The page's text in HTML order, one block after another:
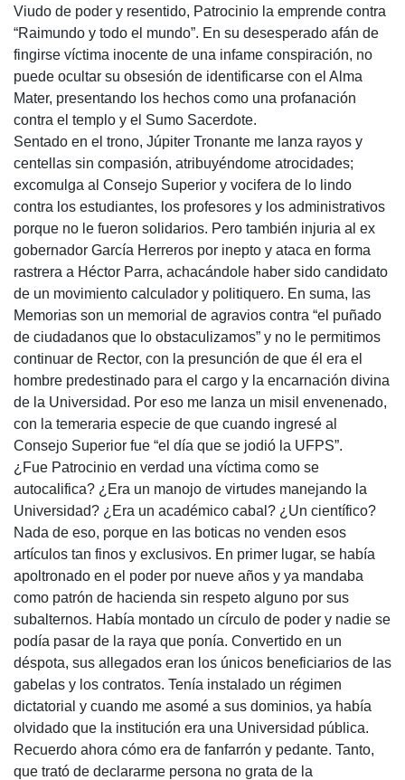
Viudo de poder y resentido, Patrocinio la emprende contra
“Raimundo y todo el mundo”. En su desesperado afán de
fingirse víctima inocente de una infame conspiración, no
puede ocultar su obsesión de identificarse con el Alma
Mater, presentando los hechos como una profanación
contra el templo y el Sumo Sacerdote.
Sentado en el trono, Júpiter Tronante me lanza rayos y
centellas sin compasión, atribuyéndome atrocidades;
excomulga al Consejo Superior y vocifera de lo lindo
contra los estudiantes, los profesores y los administrativos
porque no le fueron solidarios. Pero también injuria al ex
gobernador García Herreros por inepto y ataca en forma
rastrera a Héctor Parra, achacándole haber sido candidato
de un movimiento calculador y politiquero. En suma, las
Memorias son un memorial de agravios contra “el puñado
de ciudadanos que lo obstaculizamos” y no le permitimos
continuar de Rector, con la presunción de que él era el
hombre predestinado para el cargo y la encarnación divina
de la Universidad. Por eso me lanza un misil envenenado,
con la temeraria especie de que cuando ingresé al
Consejo Superior fue “el día que se jodió la UFPS”.
¿Fue Patrocinio en verdad una víctima como se
autocalifica? ¿Era un manojo de virtudes manejando la
Universidad? ¿Era un académico cabal? ¿Un científico?
Nada de eso, porque en las boticas no venden esos
artículos tan finos y exclusivos. En primer lugar, se había
apoltronado en el poder por nueve años y ya mandaba
como patrón de hacienda sin respeto alguno por sus
subalternos. Había montado un círculo de poder y nadie se
podía pasar de la raya que ponía. Convertido en un
déspota, sus allegados eran los únicos beneficiarios de las
gabelas y los contratos. Tenía instalado un régimen
dictatorial y cuando me asomé a sus dominios, ya había
olvidado que la institución era una Universidad pública.
Recuerdo ahora cómo era de fanfarrón y pedante. Tanto,
que trató de declararme persona no grata de la